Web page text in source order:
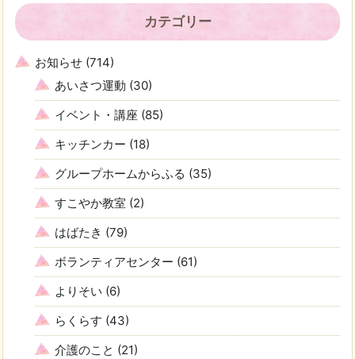
カテゴリー
お知らせ (714)
あいさつ運動 (30)
イベント・講座 (85)
キッチンカー (18)
グループホームからふる (35)
すこやか教室 (2)
はばたき (79)
ボランティアセンター (61)
よりそい (6)
らくらす (43)
介護のこと (21)